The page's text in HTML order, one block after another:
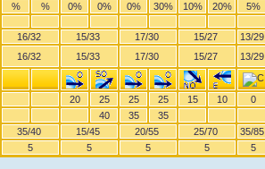
% % 0% 0% 0% 30% 10% 20% 5%
16/32 15/33 17/30 15/27 13/29
16/32 15/33 17/30 15/27 13/29
20 25 25 25 15 10 0
40 35 35
35/40 15/45 20/55 25/70 35/85
5 5 5 5 5